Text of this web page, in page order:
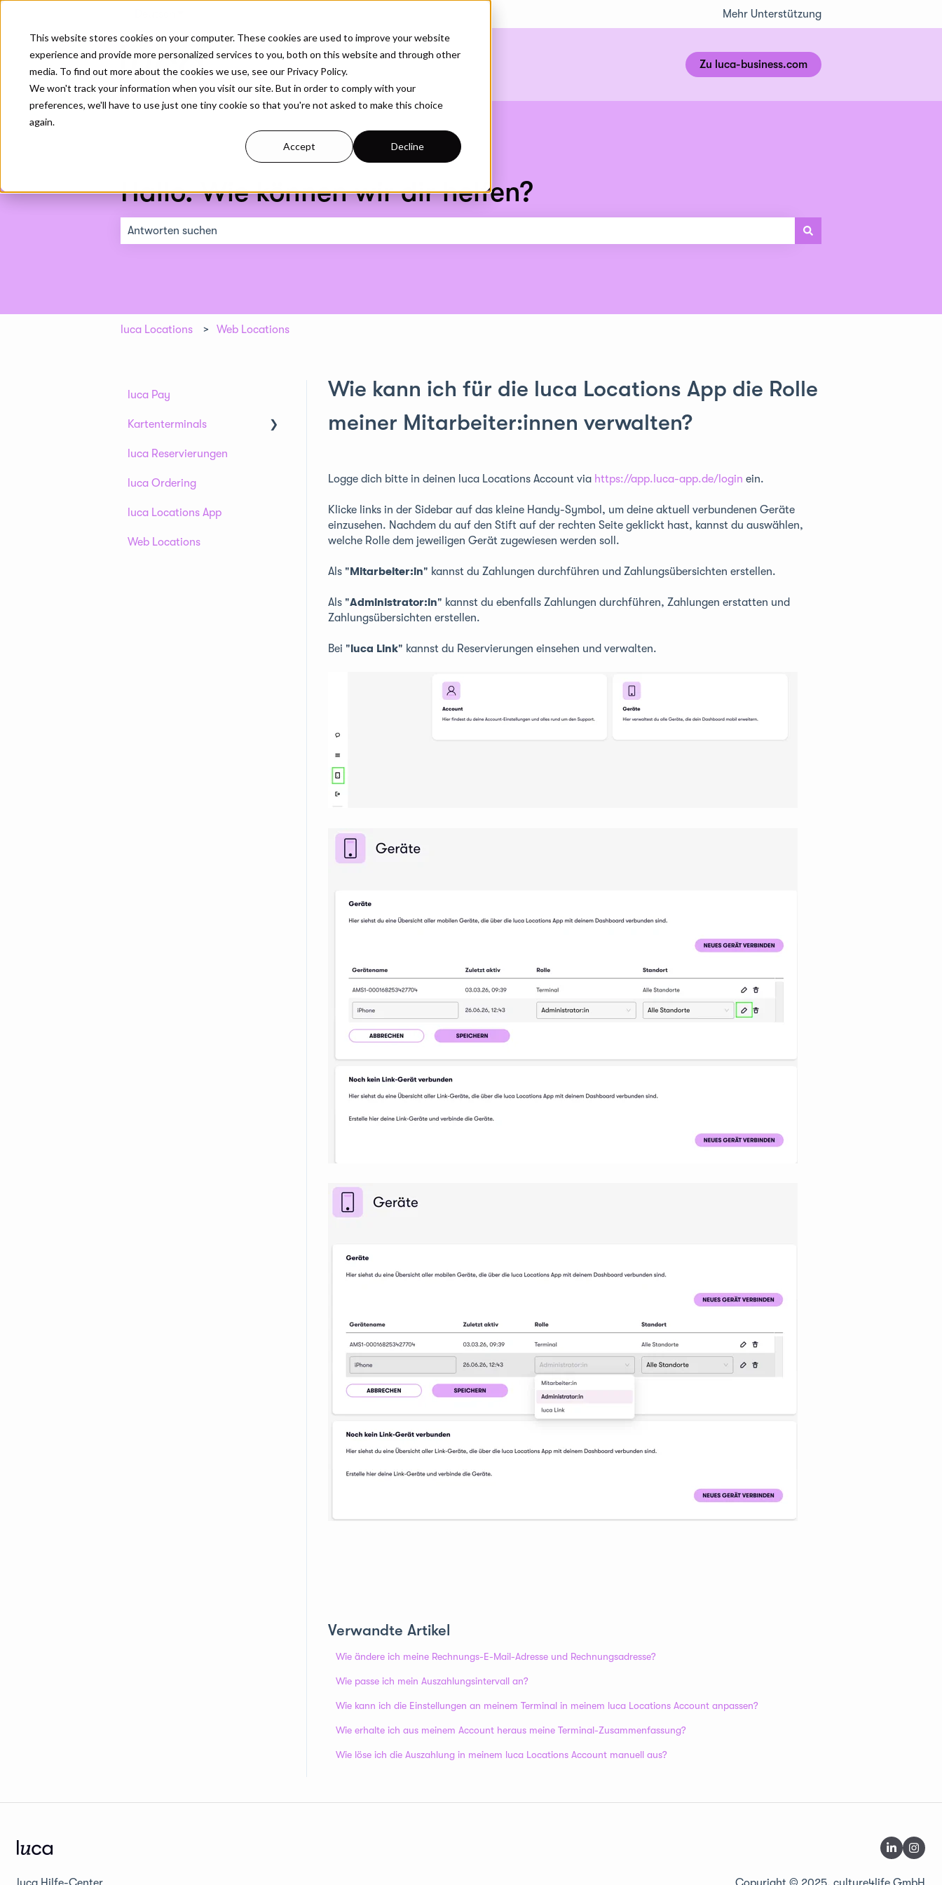
This website stores cookies on your computer. These cookies are used to improve your website
experience and provide more personalized services to you, both on this website and through other
media. To find out more about the cookies we use, see our Privacy Policy.
We won't track your information when you visit our site. But in order to comply with your
preferences, we'll have to use just one tiny cookie so that you're not asked to make this choice
again.
Accept Decline
Mehr Unterstützung
Zu luca-business.com
Hallo. Wie können wir dir helfen?
luca Locations Web Locations
Wie kann ich für die luca Locations App die Rolle
meiner Mitarbeiter:innen verwalten?
Logge dich bitte in deinen luca Locations Account via https://app.luca-app.de/login ein.
Klicke links in der Sidebar auf das kleine Handy-Symbol, um deine aktuell verbundenen Geräte
einzusehen. Nachdem du auf den Stift auf der rechten Seite geklickt hast, kannst du auswählen,
welche Rolle dem jeweiligen Gerät zugewiesen werden soll.
Als "Mitarbeiter:in" kannst du Zahlungen durchführen und Zahlungsübersichten erstellen.
Als "Administrator:in" kannst du ebenfalls Zahlungen durchführen, Zahlungen erstatten und
Zahlungsübersichten erstellen.
Bei "luca Link" kannst du Reservierungen einsehen und verwalten.
Verwandte Artikel
Wie ändere ich meine Rechnungs-E-Mail-Adresse und Rechnungsadresse?
Wie passe ich mein Auszahlungsintervall an?
Wie kann ich die Einstellungen an meinem Terminal in meinem luca Locations Account anpassen?
Wie erhalte ich aus meinem Account heraus meine Terminal-Zusammenfassung?
Wie löse ich die Auszahlung in meinem luca Locations Account manuell aus?
luca Pay
Kartenterminals
AMS1
S1F2 / S1F2L
V400m
Tap To Pay
luca Reservierungen
luca Ordering
luca Locations App
Web Locations